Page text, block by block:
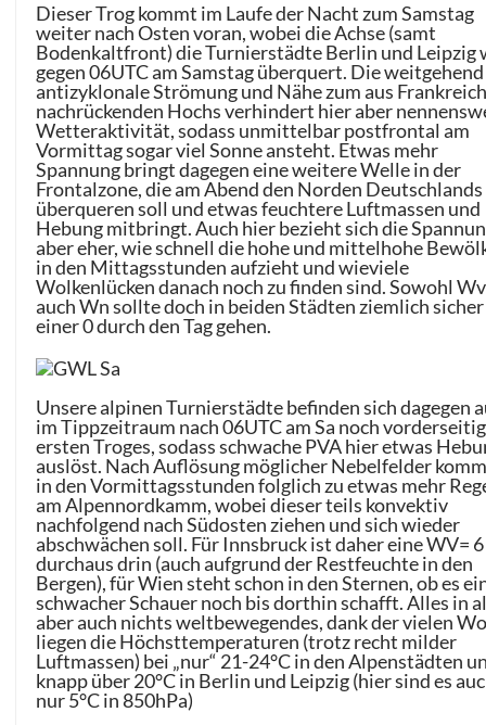
Dieser Trog kommt im Laufe der Nacht zum Samstag
weiter nach Osten voran, wobei die Achse (samt
Bodenkaltfront) die Turnierstädte Berlin und Leipzig
gegen 06UTC am Samstag überquert. Die weitgehend
antizyklonale Strömung und Nähe zum aus
nachrückenden Hochs verhindert hier aber
Wetteraktivität, sodass unmittelbar postfrontal am
Vormittag sogar viel Sonne ansteht. Etwas mehr
Spannung bringt dagegen eine weitere Welle in der
Frontalzone, die am Abend den Norden Deutschlands
überqueren soll und etwas feuchtere Luftmassen und
Hebung mitbringt. Auch hier bezieht sich die
aber eher, wie schnell die hohe und mittelhohe
in den Mittagsstunden aufzieht und wieviele
Wolkenlücken danach noch zu finden sind. Sowohl
auch Wn sollte doch in beiden Städten ziemlich
einer 0 durch den Tag gehen.
Unsere alpinen Turnierstädte befinden sich dagegen
im Tippzeitraum nach 06UTC am Sa noch
ersten Troges, sodass schwache PVA hier etwas
auslöst. Nach Auflösung möglicher Nebelfelder
in den Vormittagsstunden folglich zu etwas mehr
am Alpennordkamm, wobei dieser teils konvektiv
nachfolgend nach Südosten ziehen und sich wieder
abschwächen soll. Für Innsbruck ist daher eine WV= 6
durchaus drin (auch aufgrund der Restfeuchte in den
Bergen), für Wien steht schon in den Sternen, ob es
schwacher Schauer noch bis dorthin schafft. Alles in
aber auch nichts weltbewegendes, dank der vielen
liegen die Höchsttemperaturen (trotz recht milder
Luftmassen) bei „nur“ 21-24°C in den Alpenstädten
knapp über 20°C in Berlin und Leipzig (hier sind es
nur 5°C in 850hPa)